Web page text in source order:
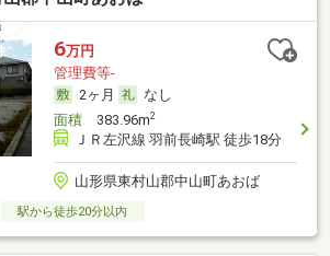
6万円
管理費等-
2ヶ月
なし
面積383.96m2
ＪＲ左沢線 羽前長崎駅 徒歩18分
山形県東村山郡中山町あおば
駅から徒歩20分以内